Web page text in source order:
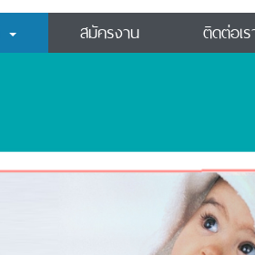
สมัครงาน ติดต่อเ